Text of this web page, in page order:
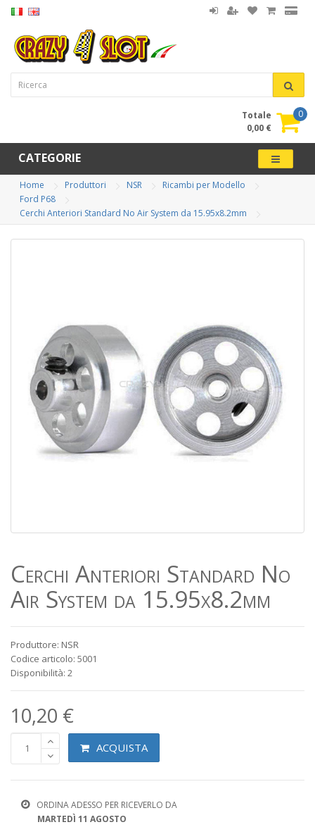
0
Totale
0,00 €
CATEGORIE
Home Produttori NSR
Ricambi per Modello
Ford P68
Cerchi Anteriori Standard No Air System da 15.95x8.2mm
Cerchi Anteriori Standard No
Air System da 15.95x8.2mm
Produttore: NSR
Codice articolo: 5001
Disponibilità: 2
10,20 €
ACQUISTA
ORDINA ADESSO PER RICEVERLO DA
MARTEDÌ 11 AGOSTO